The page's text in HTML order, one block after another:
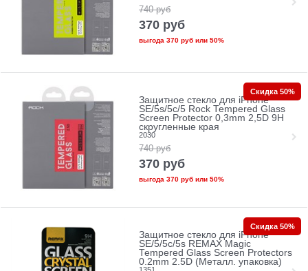
740 руб
370 руб
выгода 370 рубили 50%
Защитное стекло для iPhone
SE/5s/5с/5 Rock Tempered Glass
Screen Protector 0,3mm 2,5D 9H
скругленные края
2030
740 руб
370 руб
выгода 370 рубили 50%
Скидка 50%
Защитное стекло для iPhone
SE/5/5c/5s REMAX Magic
Tempered Glass Screen Protectors
0.2mm 2.5D (Металл. упаковка)
Скидка 50%